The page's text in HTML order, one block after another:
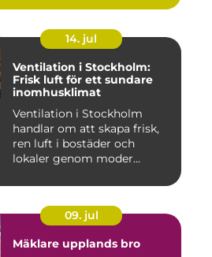
14. jul
Ventilation i Stockholm:
Frisk luft för ett sundare
inomhusklimat
Ventilation i Stockholm
handlar om att skapa frisk,
ren luft i bostäder och
lokaler genom moder...
09. jul
Mäklare upplands bro